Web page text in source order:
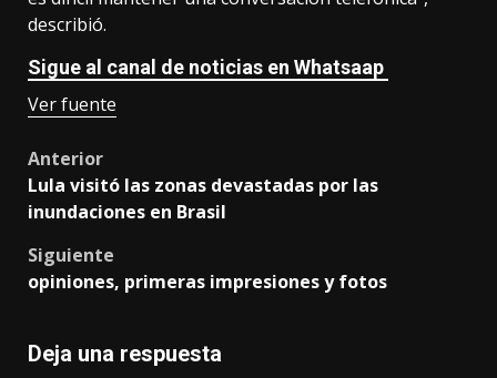
describió.
Sigue al canal de noticias en Whatsaap
Ver fuente
Post
navigation
Anterior
Lula visitó las zonas devastadas por las
inundaciones en Brasil
Siguiente
opiniones, primeras impresiones y fotos
Deja una respuesta